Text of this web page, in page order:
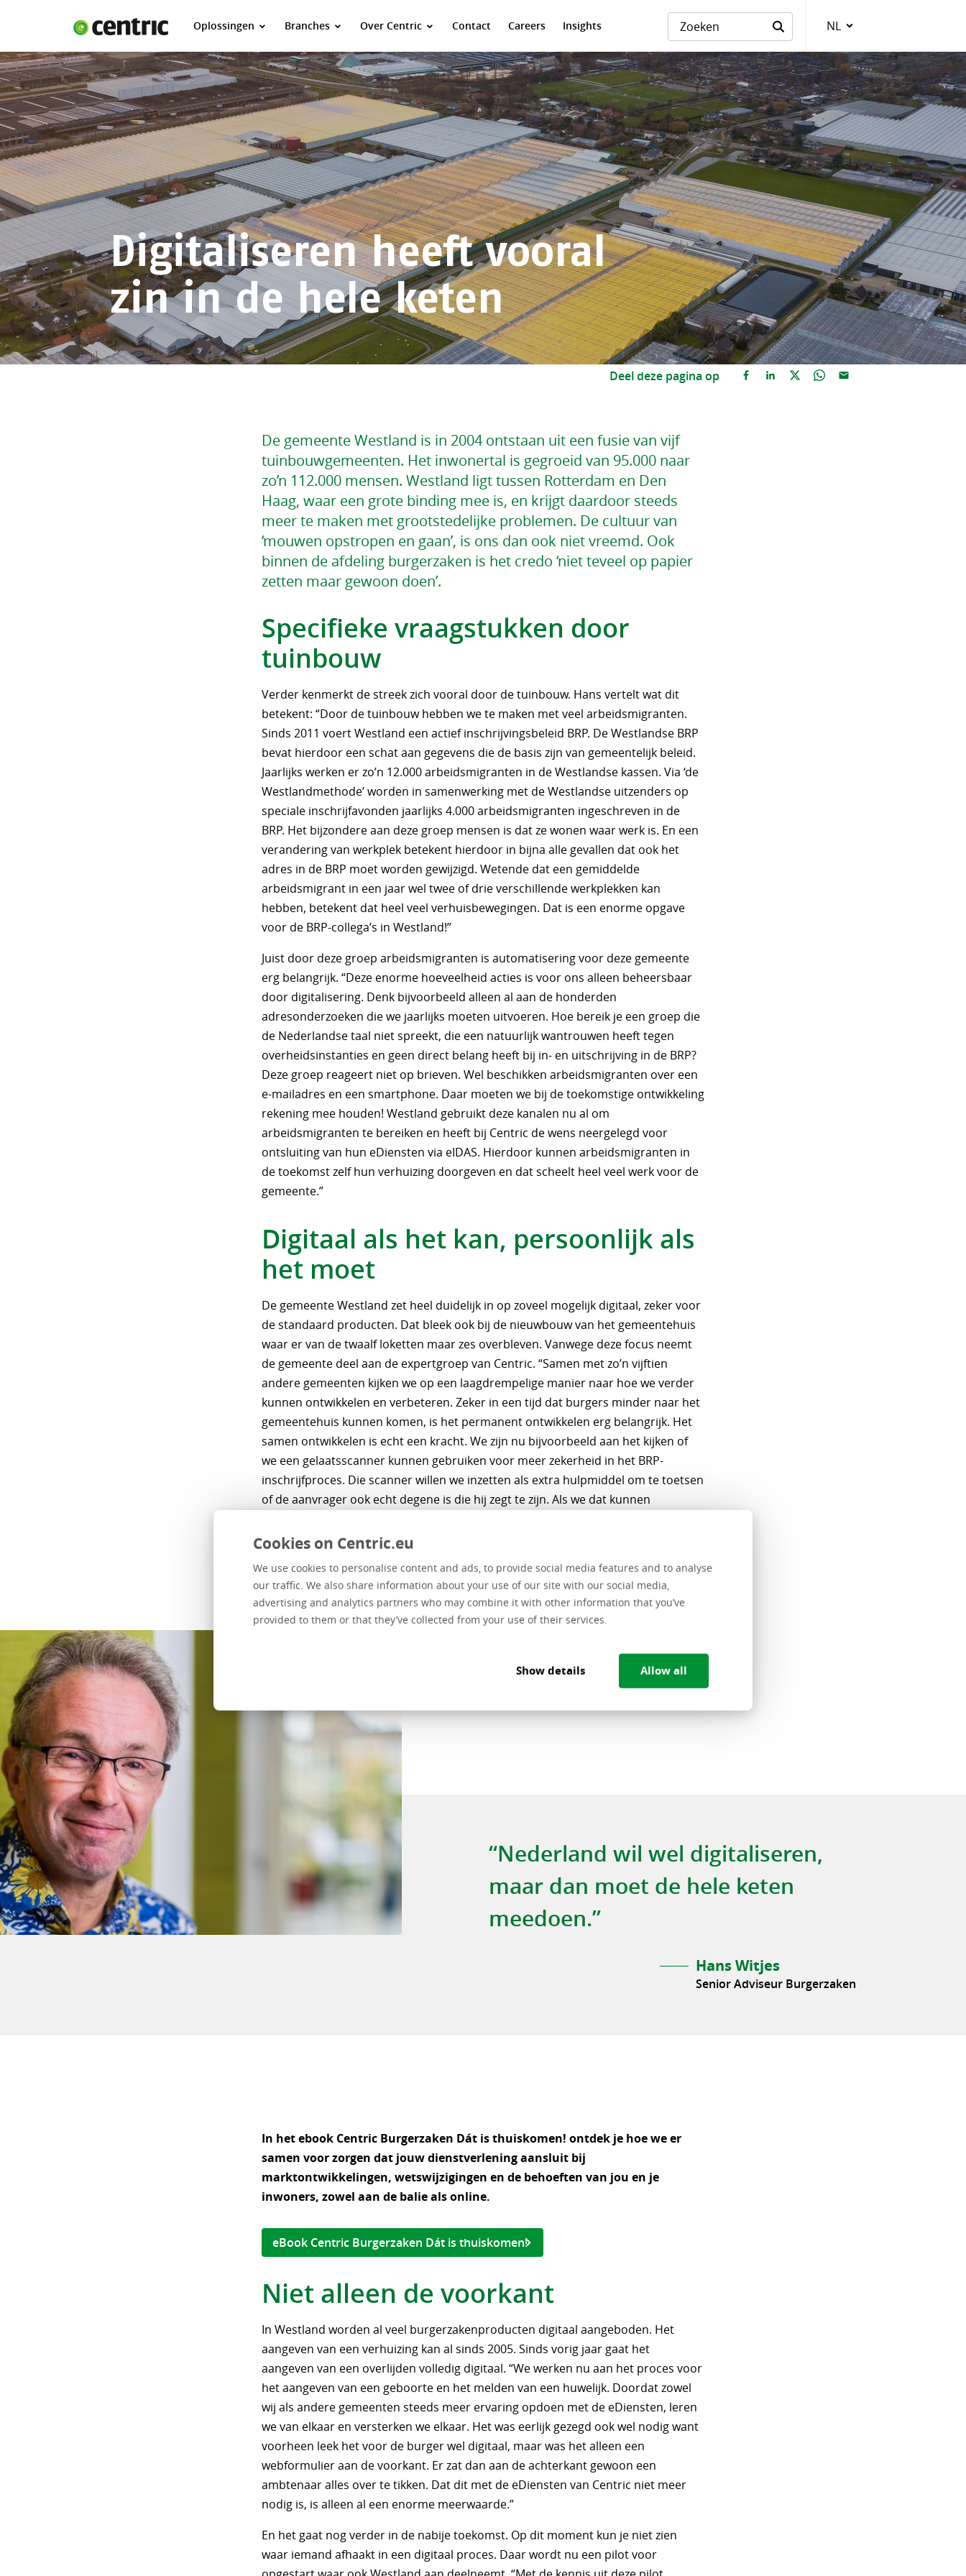
Cookies on Centric.eu
We use cookies to personalise content and ads, to provide social media features and to analyse
our traffic. We also share information about your use of our site with our social media,
advertising and analytics partners who may combine it with other information that you’ve
provided to them or that they’ve collected from your use of their services.
Show details Allow all
Oplossingen Branches Over Centric Contact Careers
Insights
Oplossingen
Branches
Over Centric
Contact
Careers
Insights
NL
Taalkeuze
Digitaliseren heeft vooral
zin in de hele keten
Deel deze pagina op
De gemeente Westland is in 2004 ontstaan uit een fusie van vijf
tuinbouwgemeenten. Het inwonertal is gegroeid van 95.000 naar
zo’n 112.000 mensen. Westland ligt tussen Rotterdam en Den
Haag, waar een grote binding mee is, en krijgt daardoor steeds
meer te maken met grootstedelijke problemen. De cultuur van
‘mouwen opstropen en gaan’, is ons dan ook niet vreemd. Ook
binnen de afdeling burgerzaken is het credo ‘niet teveel op papier
zetten maar gewoon doen’.
Specifieke vraagstukken door
tuinbouw
Verder kenmerkt de streek zich vooral door de tuinbouw. Hans vertelt wat dit
betekent: “Door de tuinbouw hebben we te maken met veel arbeidsmigranten.
Sinds 2011 voert Westland een actief inschrijvingsbeleid BRP. De Westlandse BRP
bevat hierdoor een schat aan gegevens die de basis zijn van gemeentelijk beleid.
Jaarlijks werken er zo’n 12.000 arbeidsmigranten in de Westlandse kassen. Via ‘de
Westlandmethode’ worden in samenwerking met de Westlandse uitzenders op
speciale inschrijfavonden jaarlijks 4.000 arbeidsmigranten ingeschreven in de
BRP. Het bijzondere aan deze groep mensen is dat ze wonen waar werk is. En een
verandering van werkplek betekent hierdoor in bijna alle gevallen dat ook het
adres in de BRP moet worden gewijzigd. Wetende dat een gemiddelde
arbeidsmigrant in een jaar wel twee of drie verschillende werkplekken kan
hebben, betekent dat heel veel verhuisbewegingen. Dat is een enorme opgave
voor de BRP-collega’s in Westland!”
Juist door deze groep arbeidsmigranten is automatisering voor deze gemeente
erg belangrijk. “Deze enorme hoeveelheid acties is voor ons alleen beheersbaar
door digitalisering. Denk bijvoorbeeld alleen al aan de honderden
adresonderzoeken die we jaarlijks moeten uitvoeren. Hoe bereik je een groep die
de Nederlandse taal niet spreekt, die een natuurlijk wantrouwen heeft tegen
overheidsinstanties en geen direct belang heeft bij in- en uitschrijving in de BRP?
Deze groep reageert niet op brieven. Wel beschikken arbeidsmigranten over een
e-mailadres en een smartphone. Daar moeten we bij de toekomstige ontwikkeling
rekening mee houden! Westland gebruikt deze kanalen nu al om
arbeidsmigranten te bereiken en heeft bij Centric de wens neergelegd voor
ontsluiting van hun eDiensten via eIDAS. Hierdoor kunnen arbeidsmigranten in
de toekomst zelf hun verhuizing doorgeven en dat scheelt heel veel werk voor de
gemeente.”
Digitaal als het kan, persoonlijk als
het moet
De gemeente Westland zet heel duidelijk in op zoveel mogelijk digitaal, zeker voor
de standaard producten. Dat bleek ook bij de nieuwbouw van het gemeentehuis
waar er van de twaalf loketten maar zes overbleven. Vanwege deze focus neemt
de gemeente deel aan de expertgroep van Centric. “Samen met zo’n vijftien
andere gemeenten kijken we op een laagdrempelige manier naar hoe we verder
kunnen ontwikkelen en verbeteren. Zeker in een tijd dat burgers minder naar het
gemeentehuis kunnen komen, is het permanent ontwikkelen erg belangrijk. Het
samen ontwikkelen is echt een kracht. We zijn nu bijvoorbeeld aan het kijken of
we een gelaatsscanner kunnen gebruiken voor meer zekerheid in het BRP-
inschrijfproces. Die scanner willen we inzetten als extra hulpmiddel om te toetsen
of de aanvrager ook echt degene is die hij zegt te zijn. Als we dat kunnen
reisdocument, dan helpt ons dat enorm. Het is super dat Centric dit nu
hoopgevend.”
“Nederland wil wel digitaliseren,
maar dan moet de hele keten
meedoen.”
Hans Witjes
Senior Adviseur Burgerzaken
In het ebook Centric Burgerzaken Dát is thuiskomen! ontdek je hoe we er
samen voor zorgen dat jouw dienstverlening aansluit bij
marktontwikkelingen, wetswijzigingen en de behoeften van jou en je
inwoners, zowel aan de balie als online.
eBook Centric Burgerzaken Dát is thuiskomen!
Niet alleen de voorkant
In Westland worden al veel burgerzakenproducten digitaal aangeboden. Het
aangeven van een verhuizing kan al sinds 2005. Sinds vorig jaar gaat het
aangeven van een overlijden volledig digitaal. “We werken nu aan het proces voor
het aangeven van een geboorte en het melden van een huwelijk. Doordat zowel
wij als andere gemeenten steeds meer ervaring opdoen met de eDiensten, leren
we van elkaar en versterken we elkaar. Het was eerlijk gezegd ook wel nodig want
voorheen leek het voor de burger wel digitaal, maar was het alleen een
webformulier aan de voorkant. Er zat dan aan de achterkant gewoon een
ambtenaar alles over te tikken. Dat dit met de eDiensten van Centric niet meer
nodig is, is alleen al een enorme meerwaarde.”
En het gaat nog verder in de nabije toekomst. Op dit moment kun je niet zien
waar iemand afhaakt in een digitaal proces. Daar wordt nu een pilot voor